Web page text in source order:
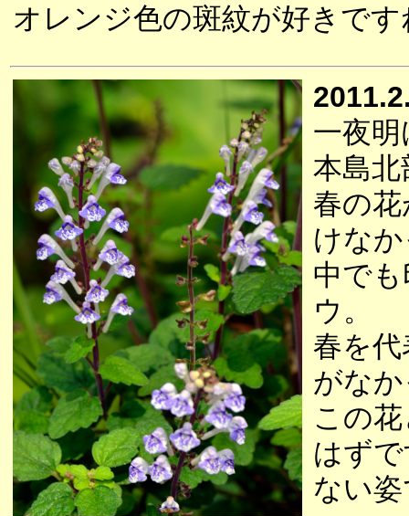
オレンジ色の斑紋が好きです
一夜
本島
春の
けな
中で
ウ。
春を
がな
この
はず
ない